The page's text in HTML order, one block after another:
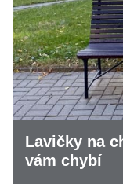
Lavičky na
vám chybí